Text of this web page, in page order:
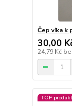
Čep víka k
30,00
24,79 Kč
TOP produkt